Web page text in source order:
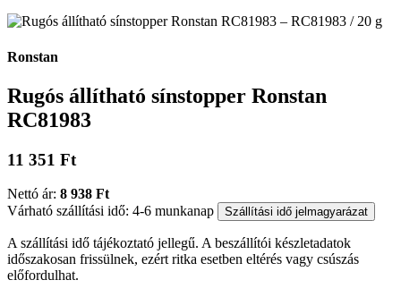
Ronstan
Rugós állítható sínstopper Ronstan
RC81983
11 351 Ft
Nettó ár: 8 938 Ft
Várható szállítási idő: 4-6 munkanap
Szállítási idő jelmagyarázat
A szállítási idő tájékoztató jellegű. A beszállítói készletadatok
időszakosan frissülnek, ezért ritka esetben eltérés vagy csúszás
előfordulhat.